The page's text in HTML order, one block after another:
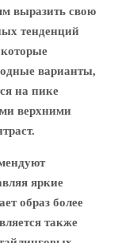
выразить свою
тенденций
варианты,
на пике
верхними
яркие
образ более
также